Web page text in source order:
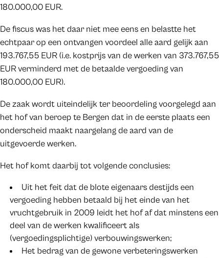
180.000,00 EUR.
De fiscus was het daar niet mee eens en belastte het
echtpaar op een ontvangen voordeel alle aard gelijk aan
193.767,55 EUR (i.e. kostprijs van de werken van 373.767,55
EUR verminderd met de betaalde vergoeding van
180.000,00 EUR).
De zaak wordt uiteindelijk ter beoordeling voorgelegd aan
het hof van beroep te Bergen dat in de eerste plaats een
onderscheid maakt naargelang de aard van de
uitgevoerde werken.
Het hof komt daarbij tot volgende conclusies:
Uit het feit dat de blote eigenaars destijds een
vergoeding hebben betaald bij het einde van het
vruchtgebruik in 2009 leidt het hof af dat minstens een
deel van de werken kwalificeert als
(vergoedingsplichtige) verbouwingswerken;
Het bedrag van de gewone verbeteringswerken